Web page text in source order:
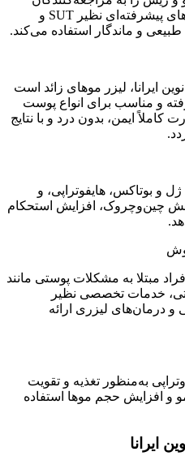
ارائه می‌دهد. این کلینیک از تکنیک‌های پیشرفته‌ای نظیر SUT و
ایرانا، لیزر موهای زائد است
و مناسب برای انواع پوست
ایمن، بدون درد و با نتایج
و بوتاکس، هایفوتراپی، و
چین‌وچروک، افزایش استحکام
مبتلا به مشکلات پوستی مانند
خدمات تخصصی نظیر
و درمان‌های لیزری ارائه
به‌منظور تغذیه و تقویت
و افزایش حجم موها استفاده
ایرانا